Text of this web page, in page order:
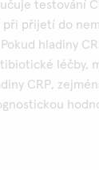
testování
přijetí do
Pokud hladiny
léčby,
CRP,